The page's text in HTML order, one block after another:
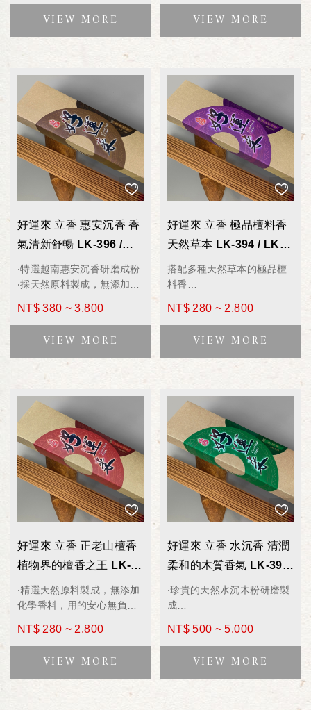
為香客首選
好運來 立香 惠安沉香 香
氣清新舒暢 LK-396 /
LK-696 拜拜香 600g
‧特選越南惠安沉香研磨成粉
‧採天然原料製成，無添加化
‧香氣清新舒暢，廣受大眾喜
NT$ 380 ~ 3,800
好運來 立香 極品檀料香
天然草本 LK-394 / LK-
694 拜拜香 600g
搭配多種天然草本的極品檀
料香
無負擔
甘甜淡雅尾韻
NT$ 280 ~ 2,800
好運來 立香 正老山檀香
植物界的檀香之王 LK-
393 / LK-693 拜拜香
600g
‧精選天然原料製成，無添加
化學香料，用的安心無負擔
檀香之王
正老山檀香研磨
NT$ 280 ~ 2,800
好運來 立香 水沉香 清潤
柔和的木質香氣 LK-391
/ LK-691 拜拜香 600g
‧珍貴的天然水沉木粉研磨製
成
無負擔
和順鼻
NT$ 500 ~ 5,000